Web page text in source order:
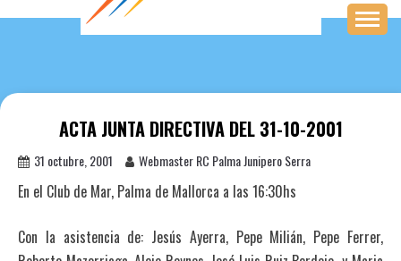
ACTA JUNTA DIRECTIVA DEL 31-10-2001
31 octubre, 2001 Webmaster RC Palma Junipero Serra
En el Club de Mar, Palma de Mallorca a las 16:30hs
Con la asistencia de: Jesús Ayerra, Pepe Milián, Pepe Ferrer,